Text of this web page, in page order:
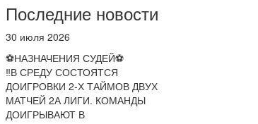
Последние новости
30 июля 2026
⚽НАЗНАЧЕНИЯ СУДЕЙ⚽
‼В СРЕДУ СОСТОЯТСЯ
ДОИГРОВКИ 2-Х ТАЙМОВ ДВУХ
МАТЧЕЙ 2А ЛИГИ. КОМАНДЫ
ДОИГРЫВАЮТ В